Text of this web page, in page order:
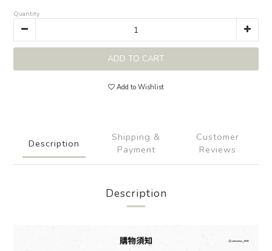
Quantity
ADD TO CART
Add to Wishlist
Description
Shipping &
Payment
Customer
Reviews
Description